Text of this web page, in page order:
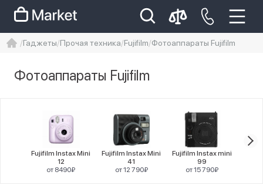
Iphone 14 pro max
айфон 14
Гаджеты Прочая техника Fujifilm Фотоаппараты Fujifilm
Фотоаппараты Fujifilm
Fujifilm Instax Mini
12
от 8490₽
Fujifilm Instax Mini
41
от 12 790₽
Fujifilm Instax mini
99
от 15 790₽